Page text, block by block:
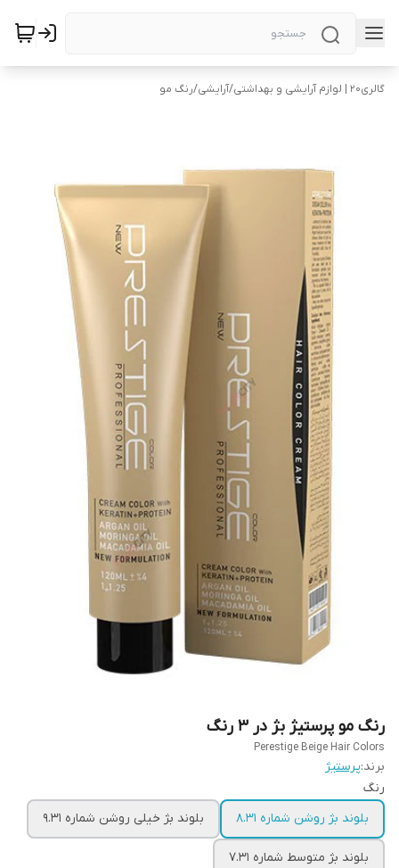
گالری۲۰ | لوازم آرایشی و بهداشتی /آرایشی/رنگ مو
رنگ مو پرستیژ بژ در 3 رنگ
Perestige Beige Hair Colors
برند:پرستیژ
رنگ
بلوند بژ روشن شماره 8.31
بلوند بژ خیلی روشن شماره 9.31
بلوند بژ متوسط شماره 7.31